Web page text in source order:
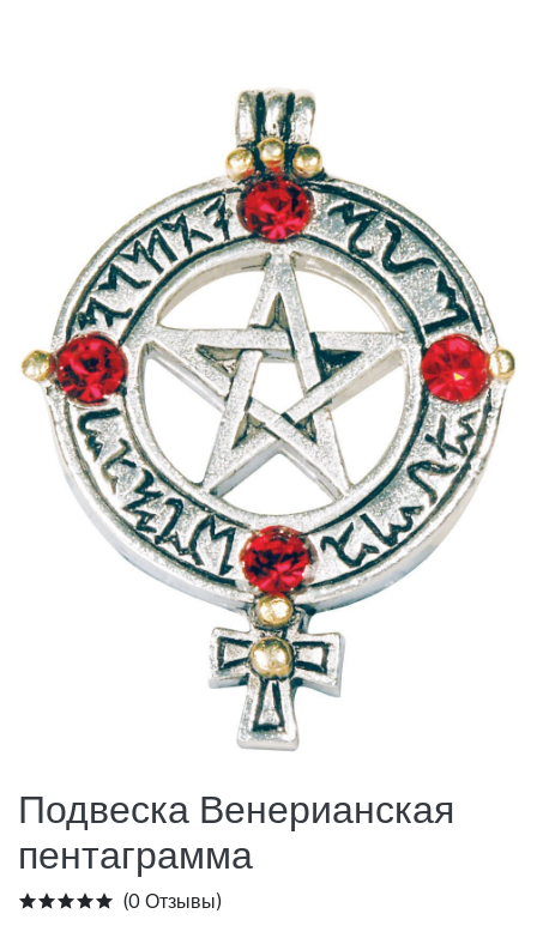
Подвеска Венерианская
пентаграмма
(0 Отзывы)